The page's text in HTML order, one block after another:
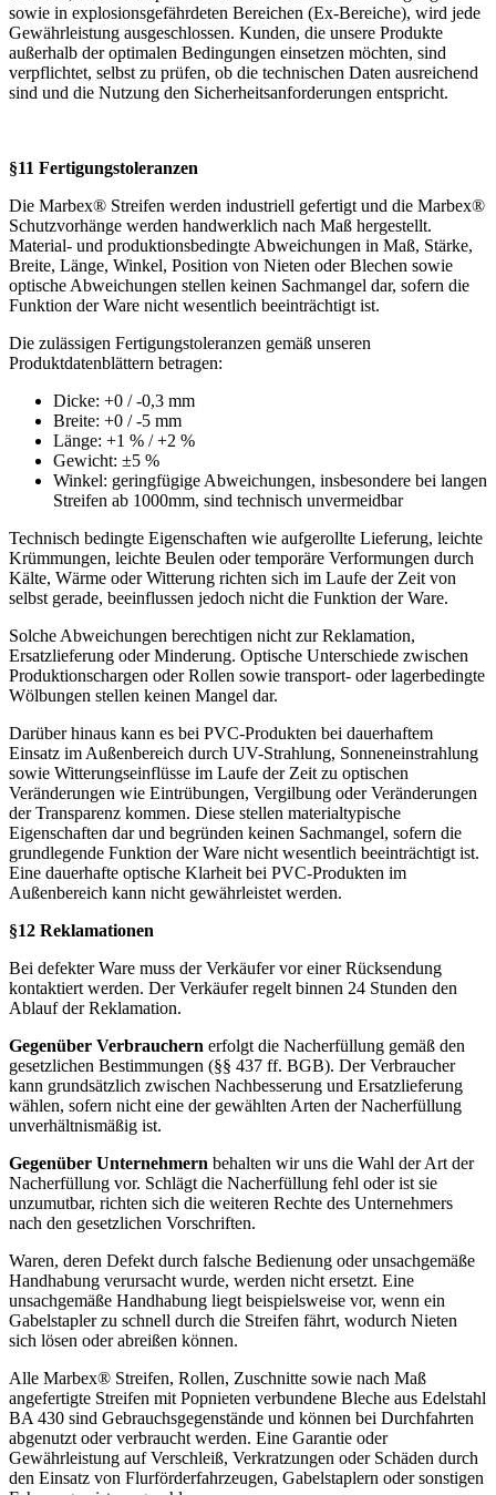
sowie in explosionsgefährdeten Bereichen (Ex-Bereiche), wird jede
Gewährleistung ausgeschlossen. Kunden, die unsere Produkte
außerhalb der optimalen Bedingungen einsetzen möchten, sind
verpflichtet, selbst zu prüfen, ob die technischen Daten ausreichend
sind und die Nutzung den Sicherheitsanforderungen entspricht.
§11 Fertigungstoleranzen
Die Marbex® Streifen werden industriell gefertigt und die Marbex®
Schutzvorhänge werden handwerklich nach Maß hergestellt.
Material- und produktionsbedingte Abweichungen in Maß, Stärke,
Breite, Länge, Winkel, Position von Nieten oder Blechen sowie
optische Abweichungen stellen keinen Sachmangel dar, sofern die
Funktion der Ware nicht wesentlich beeinträchtigt ist.
Die zulässigen Fertigungstoleranzen gemäß unseren
Produktdatenblättern betragen:
Dicke: +0 / -0,3 mm
Breite: +0 / -5 mm
Länge: +1 % / +2 %
Gewicht: ±5 %
Winkel: geringfügige Abweichungen, insbesondere bei langen
Streifen ab 1000mm, sind technisch unvermeidbar
Technisch bedingte Eigenschaften wie aufgerollte Lieferung, leichte
Krümmungen, leichte Beulen oder temporäre Verformungen durch
Kälte, Wärme oder Witterung richten sich im Laufe der Zeit von
selbst gerade, beeinflussen jedoch nicht die Funktion der Ware.
Solche Abweichungen berechtigen nicht zur Reklamation,
Ersatzlieferung oder Minderung. Optische Unterschiede zwischen
Produktionschargen oder Rollen sowie transport- oder lagerbedingte
Wölbungen stellen keinen Mangel dar.
Darüber hinaus kann es bei PVC-Produkten bei dauerhaftem
Einsatz im Außenbereich durch UV-Strahlung, Sonneneinstrahlung
sowie Witterungseinflüsse im Laufe der Zeit zu optischen
Veränderungen wie Eintrübungen, Vergilbung oder Veränderungen
der Transparenz kommen. Diese stellen materialtypische
Eigenschaften dar und begründen keinen Sachmangel, sofern die
grundlegende Funktion der Ware nicht wesentlich beeinträchtigt ist.
Eine dauerhafte optische Klarheit bei PVC-Produkten im
Außenbereich kann nicht gewährleistet werden.
§12 Reklamationen
Bei defekter Ware muss der Verkäufer vor einer Rücksendung
kontaktiert werden. Der Verkäufer regelt binnen 24 Stunden den
Ablauf der Reklamation.
Gegenüber Verbrauchern erfolgt die Nacherfüllung gemäß den
gesetzlichen Bestimmungen (§§ 437 ff. BGB). Der Verbraucher
kann grundsätzlich zwischen Nachbesserung und Ersatzlieferung
wählen, sofern nicht eine der gewählten Arten der Nacherfüllung
unverhältnismäßig ist.
Gegenüber Unternehmern behalten wir uns die Wahl der Art der
Nacherfüllung vor. Schlägt die Nacherfüllung fehl oder ist sie
unzumutbar, richten sich die weiteren Rechte des Unternehmers
nach den gesetzlichen Vorschriften.
Waren, deren Defekt durch falsche Bedienung oder unsachgemäße
Handhabung verursacht wurde, werden nicht ersetzt. Eine
unsachgemäße Handhabung liegt beispielsweise vor, wenn ein
Gabelstapler zu schnell durch die Streifen fährt, wodurch Nieten
sich lösen oder abreißen können.
Alle Marbex® Streifen, Rollen, Zuschnitte sowie nach Maß
angefertigte Streifen mit Popnieten verbundene Bleche aus Edelstahl
BA 430 sind Gebrauchsgegenstände und können bei Durchfahrten
abgenutzt oder verbraucht werden. Eine Garantie oder
Gewährleistung auf Verschleiß, Verkratzungen oder Schäden durch
den Einsatz von Flurförderfahrzeugen, Gabelstaplern oder sonstigen